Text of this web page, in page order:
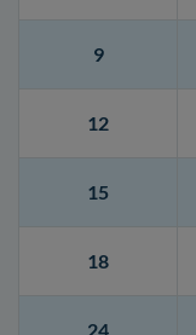
9
12
15
18
24